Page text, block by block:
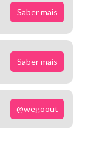
Saber mais
Saber mais
@wegoout